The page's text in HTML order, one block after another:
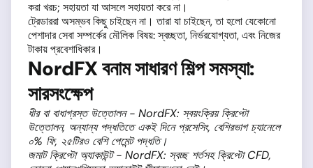
করা খরচ; সহায়তা যা আসলে সহায়তা করে না।
ট্রেডাররা অসম্ভব কিছু চাইছেন না। তারা যা চাইছেন, তা হলো যেকোনো
পেশাদার সেবা সম্পর্কের মৌলিক বিষয়: স্বচ্ছতা, নির্ভরযোগ্যতা, এবং নিজের
টাকায় প্রবেশাধিকার।
NordFX বনাম সাধারণ শিল্প সমস্যা:
সারসংক্ষেপ
ধীর বা বাধাগ্রস্ত উত্তোলন - NordFX: স্বয়ংক্রিয় ক্রিপ্টো
উত্তোলন, অন্যান্য পদ্ধতিতে একই দিনে প্রসেসিং, বেশিরভাগ চ্যানেলে
০% ফি, ২৫টিরও বেশি পেমেন্ট পদ্ধতি।
জমাট ক্রিপ্টো অ্যাকাউন্ট - NordFX: স্বচ্ছ শর্তসহ ক্রিপ্টো CFD,